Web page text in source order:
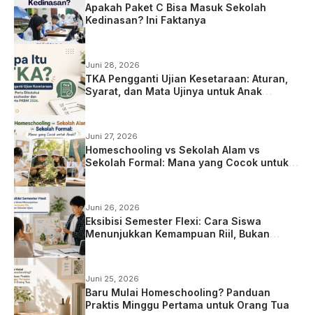
Apakah Paket C Bisa Masuk Sekolah
Kedinasan? Ini Faktanya
Juni 28, 2026
TKA Pengganti Ujian Kesetaraan: Aturan,
Syarat, dan Mata Ujinya untuk Anak
Juni 27, 2026
Homeschooling vs Sekolah Alam vs
Sekolah Formal: Mana yang Cocok untuk
Juni 26, 2026
Eksibisi Semester Flexi: Cara Siswa
Menunjukkan Kemampuan Riil, Bukan
Juni 25, 2026
Baru Mulai Homeschooling? Panduan
Praktis Minggu Pertama untuk Orang Tua